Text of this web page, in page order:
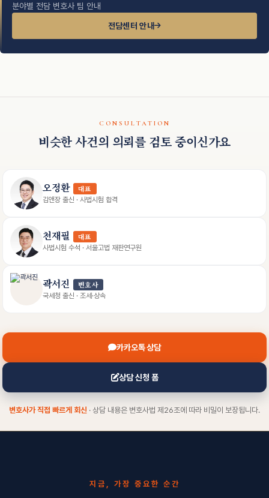
분야별 전담 변호사 팀 안내
전담센터 안내
CONSULTATION
비슷한 사건의 의뢰를 검토 중이신가요
오정환 대표
김앤장 출신 · 사법시험 합격
천재필 대표
사법시험 수석 · 서울고법 재판연구원
곽서진 변호사
국세청 출신 · 조세·상속
카카오톡 상담
상담 신청 폼
변호사가 직접 빠르게 회신 · 상담 내용은 변호사법 제26조에 따라 비밀이 보장됩니다.
지금, 가장 중요한 순간